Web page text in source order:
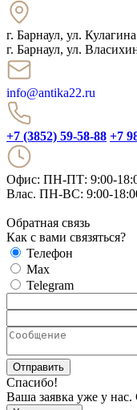
г. Барнаул, ул.
г. Барнаул, ул.
info@antika22.ru
+7 (3852) 59-58-88 +7
Офис: ПН-ПТ: 9:00-
Влас. ПН-ВС: 9:00-
Обратная связь
Как с вами связяться?
Телефон
Max
Telegram
Отправить
Спасибо!
Ваша заявка уже у